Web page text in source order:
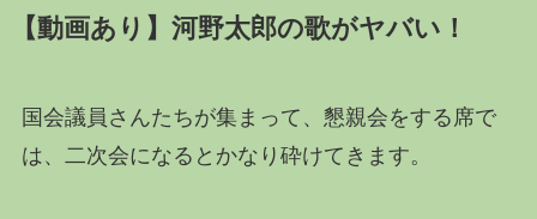
【動画あり】河野太郎の歌がヤバい！
国会議員さんたちが集まって、懇親会をする席で
は、二次会になるとかなり砕けてきます。